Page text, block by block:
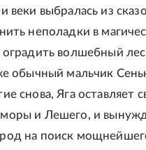
веки выбралась из
неполадки в
оградить волшебный
обычный мальчик
снова, Яга оставляет
и Лешего, и
на поиск